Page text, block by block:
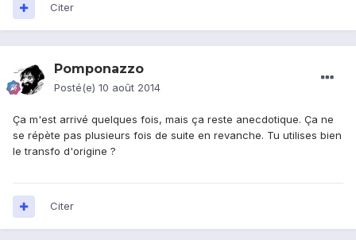
Citer
Pomponazzo
Posté(e) 10 août 2014
Ça m'est arrivé quelques fois, mais ça reste anecdotique. Ça ne
se répète pas plusieurs fois de suite en revanche. Tu utilises bien
le transfo d'origine ?
Citer